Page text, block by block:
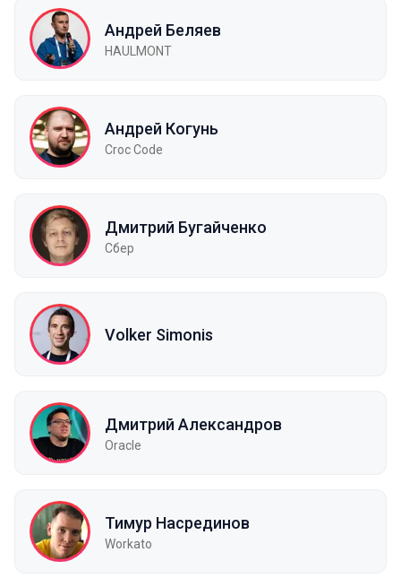
Андрей Беляев
HAULMONT
Андрей Когунь
Croc Code
Дмитрий Бугайченко
Сбер
Volker Simonis
Дмитрий Александров
Oracle
Тимур Насрединов
Workato